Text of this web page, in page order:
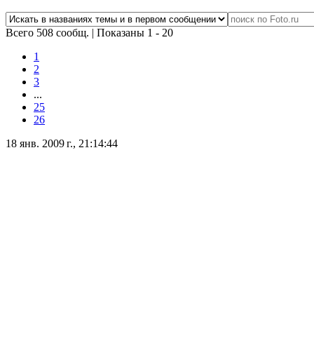
Всего 508 сообщ. | Показаны 1 - 20
1
2
3
...
25
26
18 янв. 2009 г., 21:14:44